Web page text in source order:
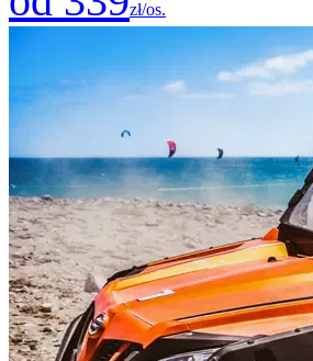
zł/os.